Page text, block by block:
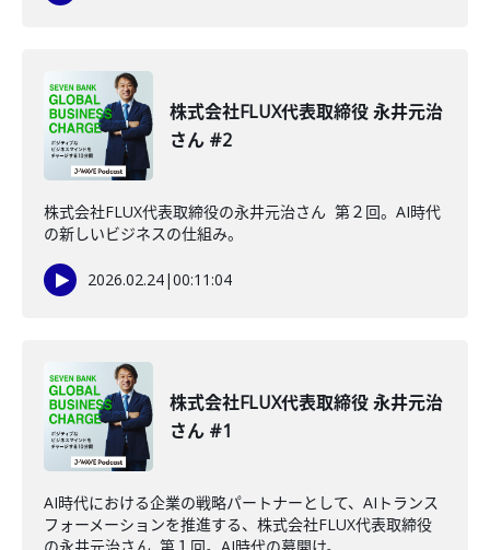
株式会社FLUX代表取締役 永井元治
さん #2
株式会社FLUX代表取締役の永井元治さん 第２回。AI時代
の新しいビジネスの仕組み。
2026.02.24|00:11:04
株式会社FLUX代表取締役 永井元治
さん #1
AI時代における企業の戦略パートナーとして、AIトランス
フォーメーションを推進する、株式会社FLUX代表取締役